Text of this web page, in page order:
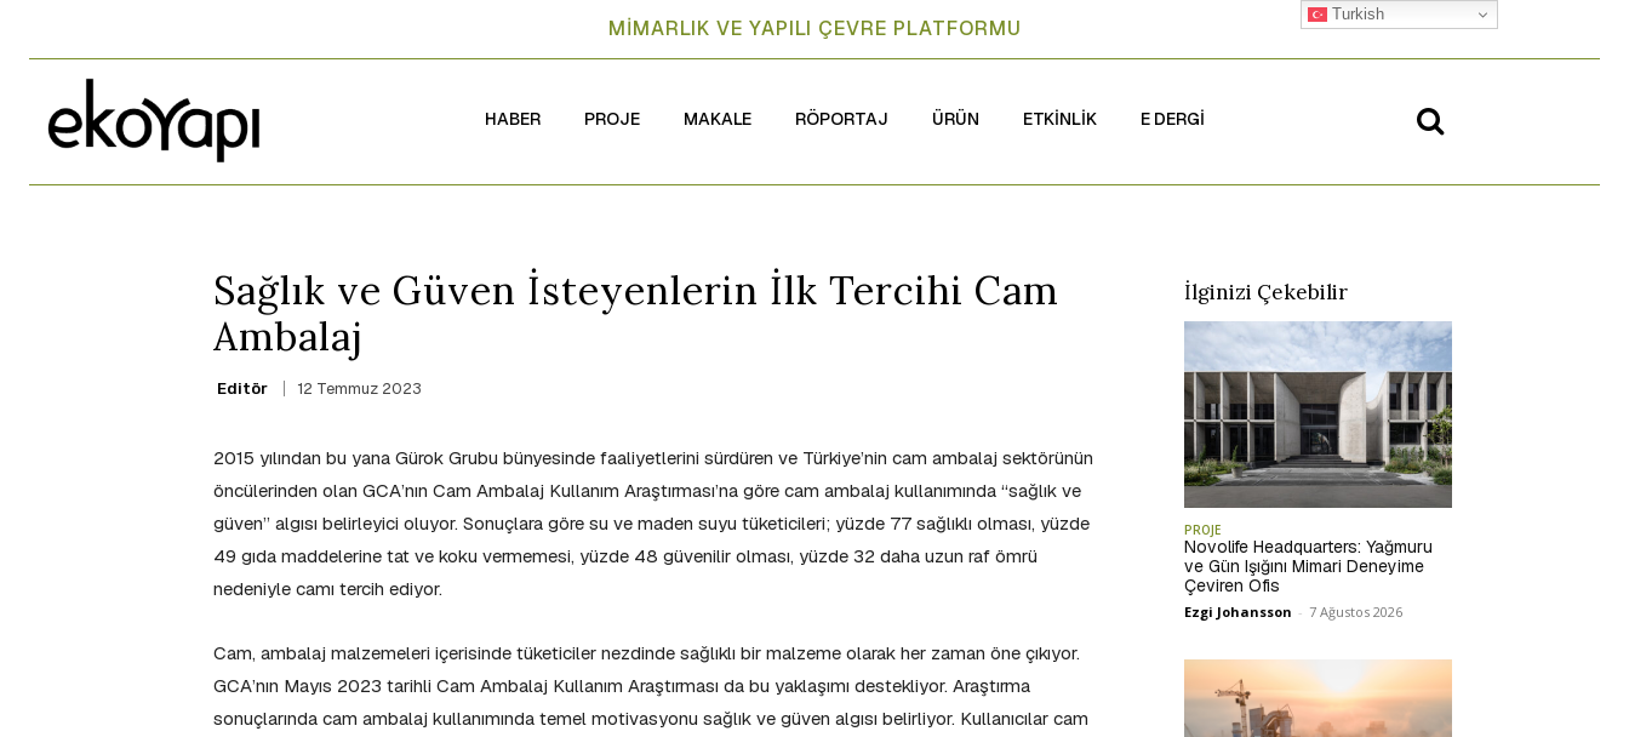
MİMARLIK VE YAPILI ÇEVRE PLATFORMU
HABER PROJE MAKALE RÖPORTAJ ÜRÜN ETKİNLİK E DERGİ
Sağlık ve Güven İsteyenlerin İlk Tercihi Cam
Ambalaj
Editör 12 Temmuz 2023
2015 yılından bu yana Gürok Grubu bünyesinde faaliyetlerini sürdüren ve Türkiye’nin cam ambalaj sektörünün
öncülerinden olan GCA’nın Cam Ambalaj Kullanım Araştırması’na göre cam ambalaj kullanımında “sağlık ve
güven” algısı belirleyici oluyor. Sonuçlara göre su ve maden suyu tüketicileri; yüzde 77 sağlıklı olması, yüzde
49 gıda maddelerine tat ve koku vermemesi, yüzde 48 güvenilir olması, yüzde 32 daha uzun raf ömrü
nedeniyle camı tercih ediyor.
Cam, ambalaj malzemeleri içerisinde tüketiciler nezdinde sağlıklı bir malzeme olarak her zaman öne çıkıyor.
GCA’nın Mayıs 2023 tarihli Cam Ambalaj Kullanım Araştırması da bu yaklaşımı destekliyor. Araştırma
sonuçlarında cam ambalaj kullanımında temel motivasyonu sağlık ve güven algısı belirliyor. Kullanıcılar cam
İlginizi Çekebilir
PROJE
Novolife Headquarters: Yağmuru
ve Gün Işığını Mimari Deneyime
Çeviren Ofis
Ezgi Johansson - 7 Ağustos 2026
Turkish